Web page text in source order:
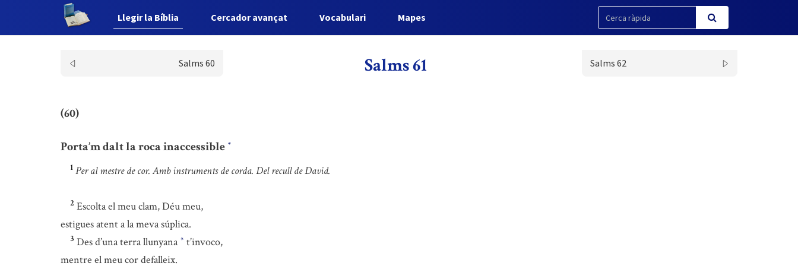
Llegir la Bíblia Cercador avançat Vocabulari Mapes
Salms 60 Salms 61 Salms 62
(60)
Porta’m dalt la roca inaccessible *
1 Per al mestre de cor. Amb instruments de corda. Del recull de David.
2 Escolta el meu clam, Déu meu,
estigues atent a la meva súplica.
3 Des d’una terra llunyana * t’invoco,
mentre el meu cor defalleix.